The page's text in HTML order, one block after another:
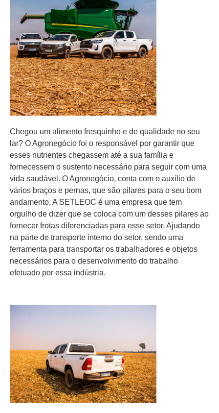
Chegou um alimento fresquinho e de qualidade no seu
lar? O Agronegócio foi o responsável por garantir que
esses nutrientes chegassem até a sua família e
fornecessem o sustento necessário para seguir com uma
vida saudável. O Agronegócio, conta com o auxílio de
vários braços e pernas, que são pilares para o seu bom
andamento. A SETLEOC é uma empresa que tem
orgulho de dizer que se coloca com um desses pilares ao
fornecer frotas diferenciadas para esse setor. Ajudando
na parte de transporte interno do setor, sendo uma
ferramenta para transportar os trabalhadores e objetos
necessários para o desenvolvimento do trabalho
efetuado por essa indústria.